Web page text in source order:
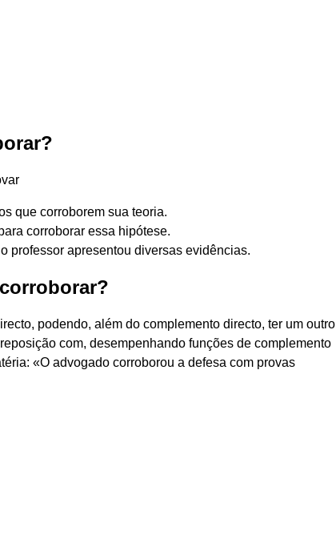
que corroborem sua teoria.
corroborar essa hipótese.
professor apresentou diversas evidências.
podendo, além do complemento directo, ter um outro
com, desempenhando funções de complemento
«O advogado corroborou a defesa com provas